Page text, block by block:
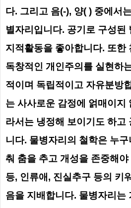
다. 그리고 음(-), 양( ) 중에서
별자리입니다. 공기로 구성된
지적활동을 좋아합니다. 또한
독창적인 개인주의를 실현하
적이며 독립적이고 자유분방
는 사사로운 감정에 얽매이지
라서는 냉정해 보이기도 하고
니다. 물병자리의 철학은 누
춰 춤을 추고 개성을 존중해
등, 인류애, 진실추구 등의 키
음을 지배합니다. 물병자리는